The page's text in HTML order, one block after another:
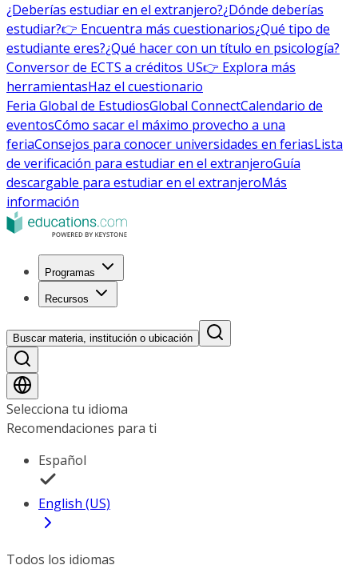
¿Deberías estudiar en el extranjero?¿Dónde deberías
estudiar?👉 Encuentra más cuestionarios¿Qué tipo de
estudiante eres?¿Qué hacer con un título en psicología?
Conversor de ECTS a créditos US👉 Explora más
herramientasHaz el cuestionario
Feria Global de EstudiosGlobal ConnectCalendario de
eventosCómo sacar el máximo provecho a una
feriaConsejos para conocer universidades en feriasLista
de verificación para estudiar en el extranjeroGuía
descargable para estudiar en el extranjeroMás
información
Programas
Recursos
Buscar materia, institución o ubicación
Selecciona tu idioma
Recomendaciones para ti
Español
English (US)
Todos los idiomas